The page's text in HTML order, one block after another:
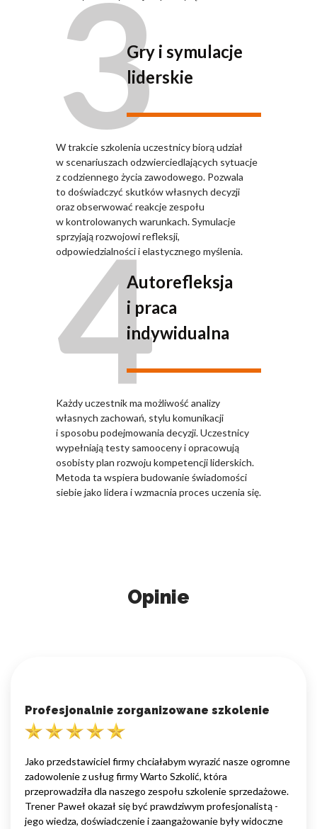
3Gry i symulacje
liderskie
W trakcie szkolenia uczestnicy biorą udział
w scenariuszach odzwierciedlających sytuacje
z codziennego życia zawodowego. Pozwala
to doświadczyć skutków własnych decyzji
oraz obserwować reakcje zespołu
w kontrolowanych warunkach. Symulacje
sprzyjają rozwojowi refleksji,
odpowiedzialności i elastycznego myślenia.
4Autorefleksja
i praca
indywidualna
Każdy uczestnik ma możliwość analizy
własnych zachowań, stylu komunikacji
i sposobu podejmowania decyzji. Uczestnicy
wypełniają testy samooceny i opracowują
osobisty plan rozwoju kompetencji liderskich.
Metoda ta wspiera budowanie świadomości
siebie jako lidera i wzmacnia proces uczenia się.
Opinie
Profesjonalnie zorganizowane szkolenie
Jako przedstawiciel firmy chciałabym wyrazić nasze ogromne
zadowolenie z usług firmy Warto Szkolić, która
przeprowadziła dla naszego zespołu szkolenie sprzedażowe.
Trener Paweł okazał się być prawdziwym profesjonalistą -
jego wiedza, doświadczenie i zaangażowanie były widoczne